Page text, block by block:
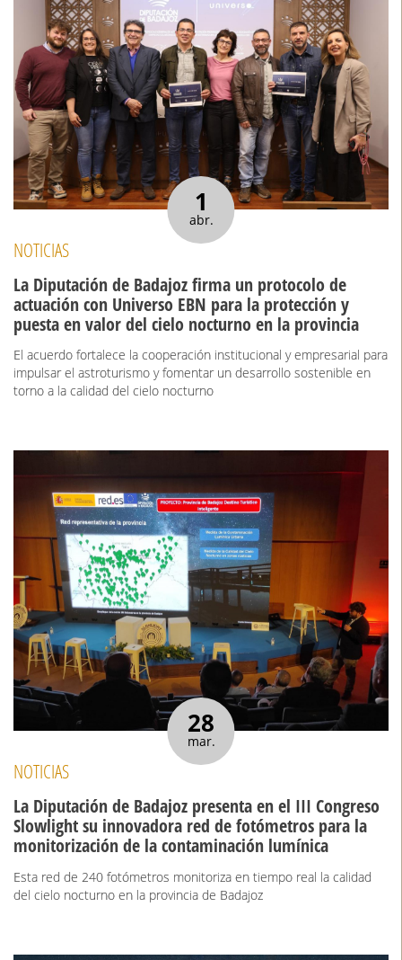
1
abr.
NOTICIAS
La Diputación de Badajoz firma un protocolo de
actuación con Universo EBN para la protección y
puesta en valor del cielo nocturno en la provincia
El acuerdo fortalece la cooperación institucional y empresarial para
impulsar el astroturismo y fomentar un desarrollo sostenible en
torno a la calidad del cielo nocturno
28
mar.
NOTICIAS
La Diputación de Badajoz presenta en el III Congreso
Slowlight su innovadora red de fotómetros para la
monitorización de la contaminación lumínica
Esta red de 240 fotómetros monitoriza en tiempo real la calidad
del cielo nocturno en la provincia de Badajoz